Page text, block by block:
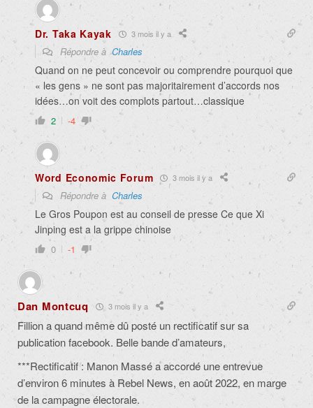
Dr. Taka Kayak 3 mois il y a
Répondre àCharles
Quand on ne peut concevoir ou comprendre pourquoi que
« les gens » ne sont pas majoritairement d’accords nos
idées…on voit des complots partout…classique
2 -4
Word Economic Forum 3 mois il y a
Répondre à Charles
Le Gros Poupon est au conseil de presse Ce que Xi
Jinping est a la grippe chinoise
0 -1
Dan Montcuq 3 mois il y a
Fillion a quand même dû posté un rectificatif sur sa
publication facebook. Belle bande d’amateurs,
***Rectificatif : Manon Massé a accordé une entrevue
d’environ 6 minutes à Rebel News, en août 2022, en marge
de la campagne électorale.